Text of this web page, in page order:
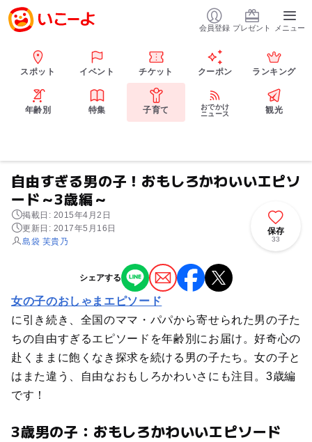
会員登録 プレゼント メニュー
スポット イベント チケット クーポン ランキング
年齢別 特集 子育て
おでかけ
ニュース
観光
自由すぎる男の子！おもしろかわいいエピソ
ード～3歳編～
掲載日: 2015年4月2日
更新日: 2017年5月16日
島袋 芙貴乃
保存
33
シェアする
女の子のおしゃまエピソード
に引き続き、全国のママ・パパから寄せられた男の子た
ちの自由すぎるエピソードを年齢別にお届け。好奇心の
赴くままに飽くなき探求を続ける男の子たち。女の子と
はまた違う、自由なおもしろかわいさにも注目。3歳編
です！
3歳男の子：おもしろかわいいエピソード